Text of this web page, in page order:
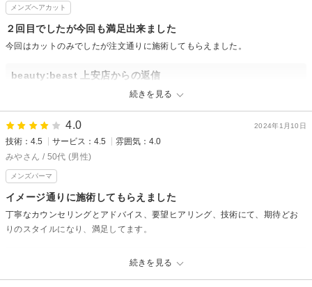
メンズヘアカット
２回目でしたが今回も満足出来ました
続きを見る
今回はカットのみでしたが注文通りに施術してもらえました。
beauty:beast 上安店からの返信
今回も嬉しい口コミありがとうございます。
次回もご来店お待ちしております。
坂井美希
2024年1月10日
4.0
技術：4.5 サービス：4.5
雰囲気：4.0
みやさん / 50代 (男性)
メンズパーマ
イメージ通りに施術してもらえました
続きを見る
丁寧なカウンセリングとアドバイス、要望ヒアリング、技術にて、期待どお
りのスタイルになり、満足してます。
beauty:beast 上安店からの返信